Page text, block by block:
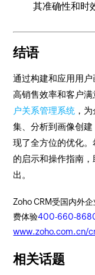
其准确性和时
结语
通过构建和应用用
高销售效率和客户
户关系管理系统 ，
集、分析到画像创
现了全方位的优化
的启示和操作指南
出。
Zoho CRM受国内外
费体验400-660-
www.zoho.com.cn/
相关话题